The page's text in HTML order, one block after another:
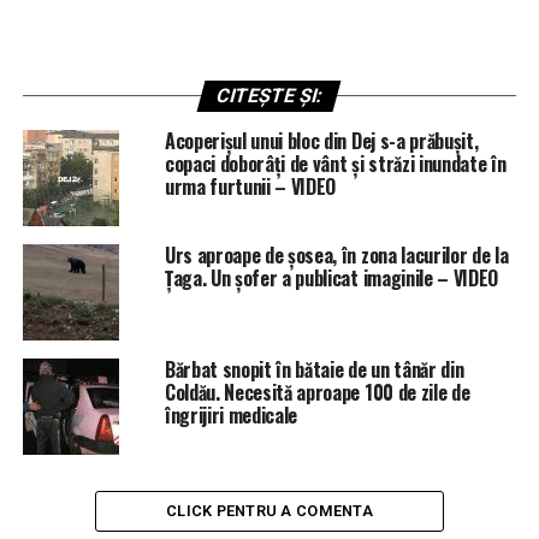
CITEȘTE ȘI:
Acoperișul unui bloc din Dej s-a prăbușit,
copaci doborâți de vânt și străzi inundate în
urma furtunii – VIDEO
Urs aproape de șosea, în zona lacurilor de la
Țaga. Un șofer a publicat imaginile – VIDEO
Bărbat snopit în bătaie de un tânăr din
Coldău. Necesită aproape 100 de zile de
îngrijiri medicale
CLICK PENTRU A COMENTA